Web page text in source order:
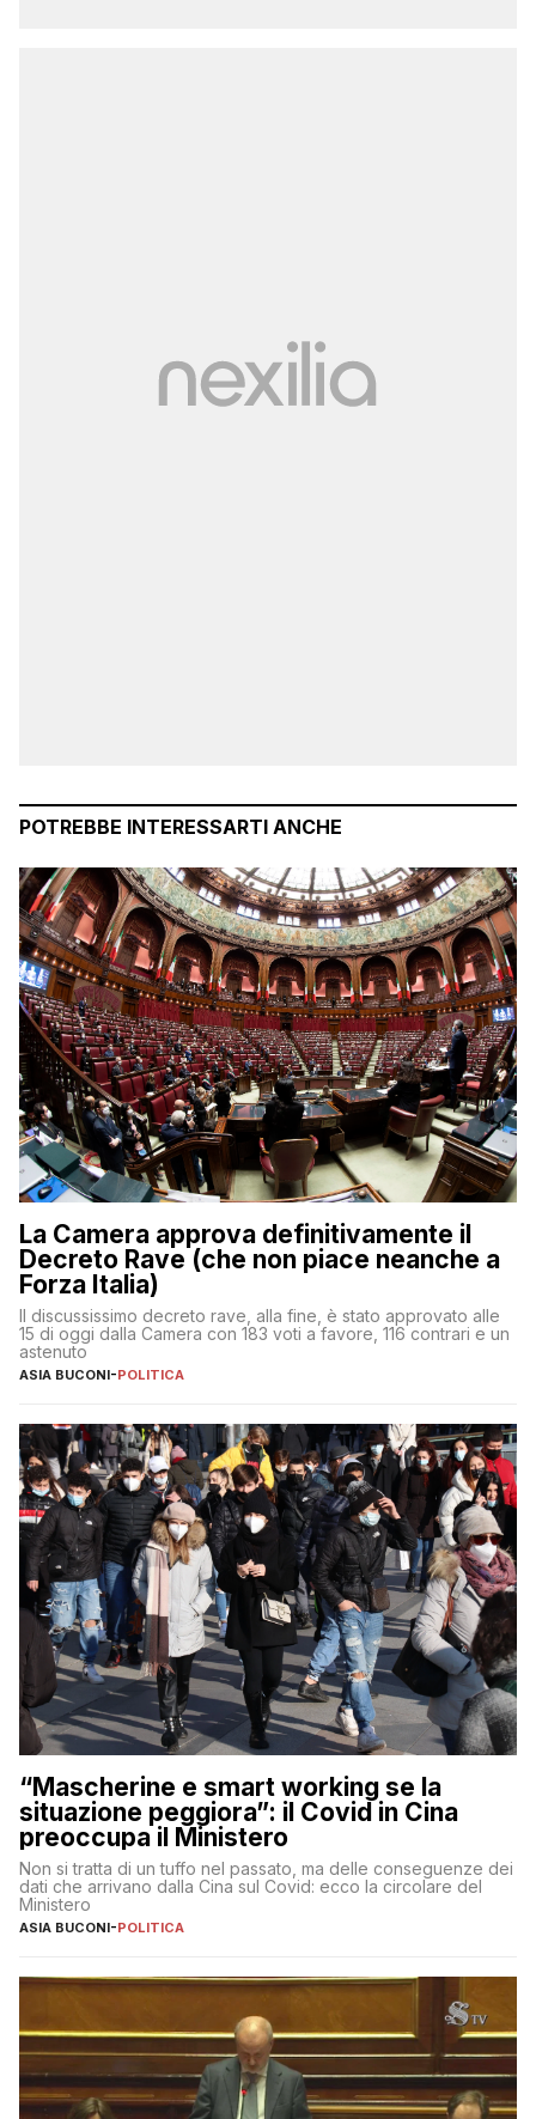
POTREBBE INTERESSARTI ANCHE
La Camera approva definitivamente il
Decreto Rave (che non piace neanche a
Forza Italia)
Il discussissimo decreto rave, alla fine, è stato approvato alle
15 di oggi dalla Camera con 183 voti a favore, 116 contrari e un
astenuto
ASIA BUCONI-POLITICA
“Mascherine e smart working se la
situazione peggiora”: il Covid in Cina
preoccupa il Ministero
Non si tratta di un tuffo nel passato, ma delle conseguenze dei
dati che arrivano dalla Cina sul Covid: ecco la circolare del
Ministero
ASIA BUCONI-POLITICA